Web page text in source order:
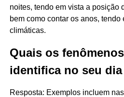
noites, tendo em vista a posição
bem como contar os anos,
climáticas.
Quais os
identifica no seu
Resposta: Exemplos incluem